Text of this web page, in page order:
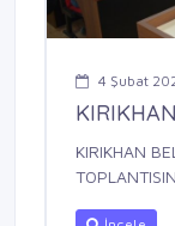
4 Şubat
KIRIKHAN